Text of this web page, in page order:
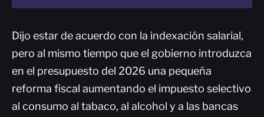
Dijo estar de acuerdo con la indexación salarial,
pero al mismo tiempo que el gobierno introduzca
en el presupuesto del 2026 una pequeña
reforma fiscal aumentando el impuesto selectivo
al consumo al tabaco, al alcohol y a las bancas